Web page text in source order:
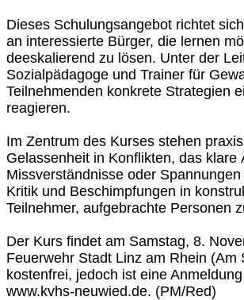
Dieses Schulungsangebot richtet
an interessierte Bürger, die lernen
deeskalierend zu lösen. Unter der
Sozialpädagoge und Trainer für
Teilnehmenden konkrete Strategien
reagieren.
Im Zentrum des Kurses stehen
Gelassenheit in Konflikten, das
Missverständnisse oder
Kritik und Beschimpfungen in
Teilnehmer, aufgebrachte Personen
Der Kurs findet am Samstag, 8.
Feuerwehr Stadt Linz am Rhein
kostenfrei, jedoch ist eine
www.kvhs-neuwied.de. (PM/Red)